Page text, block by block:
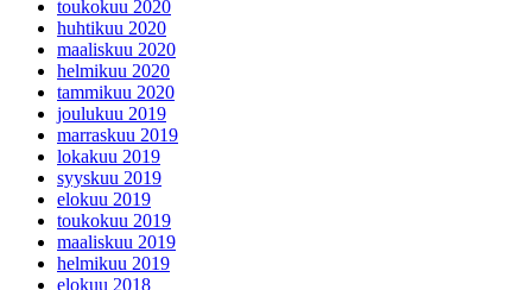
toukokuu 2020
huhtikuu 2020
maaliskuu 2020
helmikuu 2020
tammikuu 2020
joulukuu 2019
marraskuu 2019
lokakuu 2019
syyskuu 2019
elokuu 2019
toukokuu 2019
maaliskuu 2019
helmikuu 2019
elokuu 2018